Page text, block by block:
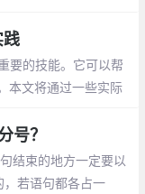
要的技能。它可以帮
本文将通过一些实际
号？
结束的地方一定要以
若语句都各占一